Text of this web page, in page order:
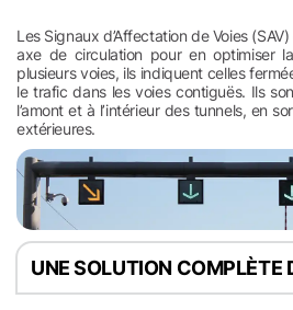
Les Signaux d’Affectation de Voies
axe de circulation pour en optimiser
plusieurs voies, ils indiquent celles
le trafic dans les voies contiguës. Ils
l’amont et à l’intérieur des tunnels, en
extérieures.
UNE SOLUTION COMPLÈTE